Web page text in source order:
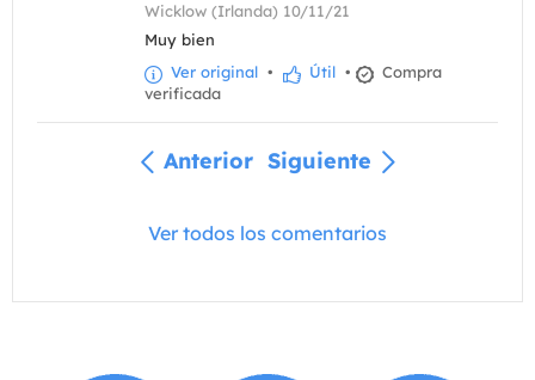
Wicklow (Irlanda) 10/11/21
Muy bien
Ver original • Útil •
Compra
verificada
Anterior Siguiente
Ver todos los comentarios